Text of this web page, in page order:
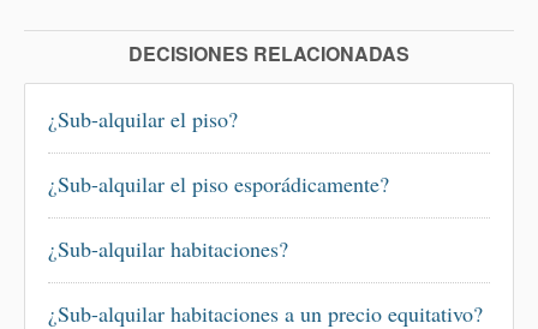
DECISIONES RELACIONADAS
¿Sub-alquilar el piso?
¿Sub-alquilar el piso esporádicamente?
¿Sub-alquilar habitaciones?
¿Sub-alquilar habitaciones a un precio equitativo?